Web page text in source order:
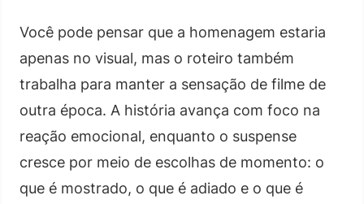
Você pode pensar que a homenagem estaria
apenas no visual, mas o roteiro também
trabalha para manter a sensação de filme de
outra época. A história avança com foco na
reação emocional, enquanto o suspense
cresce por meio de escolhas de momento: o
que é mostrado, o que é adiado e o que é